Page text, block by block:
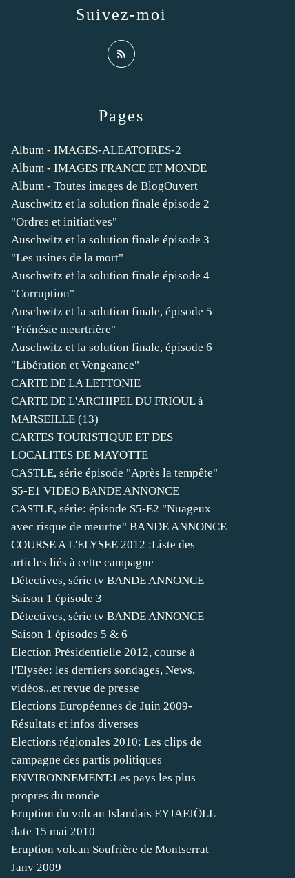
Pages
Album - IMAGES-ALEATOIRES-2
Album - IMAGES FRANCE ET MONDE
Album - Toutes images de BlogOuvert
Auschwitz et la solution finale épisode 2
"Ordres et initiatives"
Auschwitz et la solution finale épisode 3
"Les usines de la mort"
Auschwitz et la solution finale épisode 4
"Corruption"
Auschwitz et la solution finale, épisode 5
"Frénésie meurtrière"
Auschwitz et la solution finale, épisode 6
"Libération et Vengeance"
CARTE DE LA LETTONIE
CARTE DE L'ARCHIPEL DU FRIOUL à
MARSEILLE (13)
CARTES TOURISTIQUE ET DES
LOCALITES DE MAYOTTE
CASTLE, série épisode "Après la tempête"
S5-E1 VIDEO BANDE ANNONCE
CASTLE, série: épisode S5-E2 "Nuageux
avec risque de meurtre" BANDE ANNONCE
COURSE A L'ELYSEE 2012 :Liste des
articles liés à cette campagne
Détectives, série tv BANDE ANNONCE
Saison 1 épisode 3
Détectives, série tv BANDE ANNONCE
Saison 1 épisodes 5 & 6
Election Présidentielle 2012, course à
l'Elysée: les derniers sondages, News,
vidéos...et revue de presse
Elections Européennes de Juin 2009-
Résultats et infos diverses
Elections régionales 2010: Les clips de
campagne des partis politiques
ENVIRONNEMENT:Les pays les plus
propres du monde
Eruption du volcan Islandais EYJAFJÖLL
date 15 mai 2010
Eruption volcan Soufrière de Montserrat
Janv 2009
Suivez-moi